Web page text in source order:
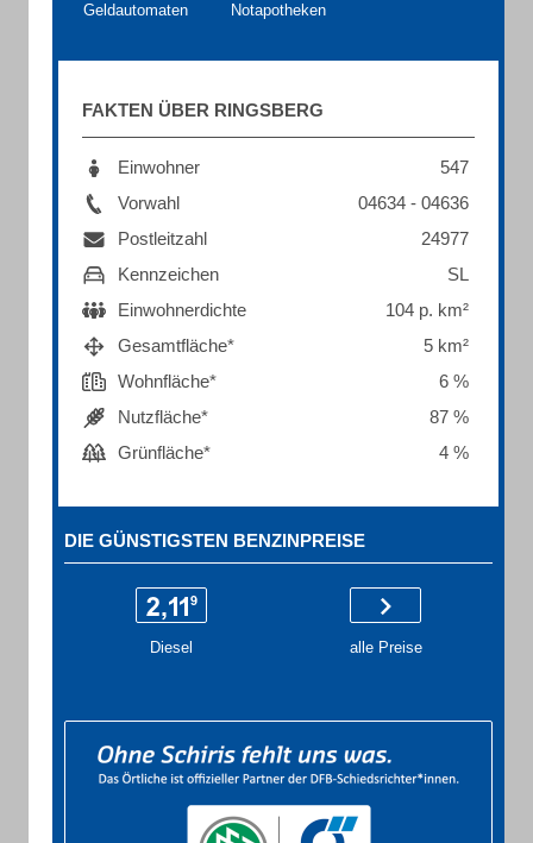
Geldautomaten Notapotheken
FAKTEN ÜBER RINGSBERG
Einwohner
547
Vorwahl
04634 - 04636
Postleitzahl
24977
Kennzeichen
SL
Einwohnerdichte
104 p. km²
Gesamtfläche*
5 km²
Wohnfläche*
6 %
Nutzfläche*
87 %
Grünfläche*
4 %
DIE GÜNSTIGSTEN BENZINPREISE
Diesel alle Preise